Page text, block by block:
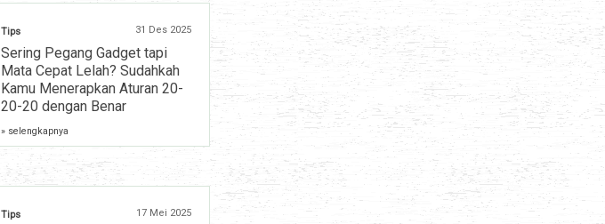
Tips 31 Des 2025
Sering Pegang Gadget tapi
Mata Cepat Lelah? Sudahkah
Kamu Menerapkan Aturan 20-
20-20 dengan Benar
» selengkapnya
Tips 17 Mei 2025